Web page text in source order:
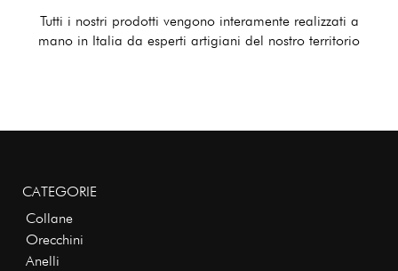
Tutti i nostri prodotti vengono interamente realizzati a
mano in Italia da esperti artigiani del nostro territorio
CATEGORIE
Collane
Orecchini
Anelli